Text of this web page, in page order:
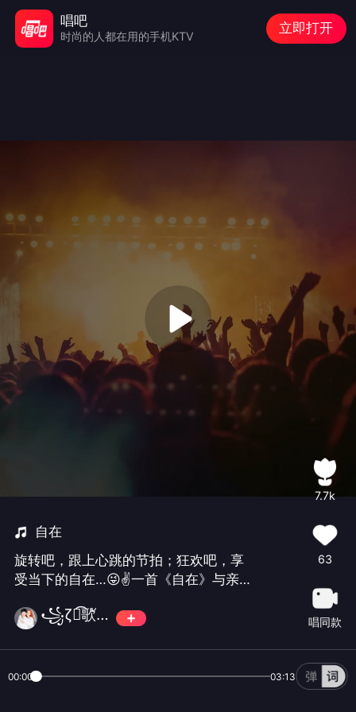
自在
旋转吧，跟上心跳的节拍；狂欢吧，享
受当下的自在…😜✌一首《自在》与亲们
康！🙏🌹🍵✨❤️✨❤️✨❤️✨#韦唯#陈婧霏
꧁ζั͡歌ั与ั͡阳ั光ั͡✾꧂💞
7.7k
63
唱同款
00:00 03:13
唱吧
时尚的人都在用的手机KTV
立即打开